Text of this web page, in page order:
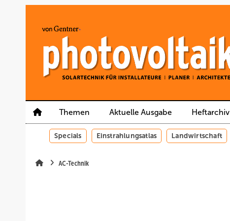
Themen Aktuelle Ausgabe Heftarchiv
Specials Einstrahlungsatlas Landwirtschaft
AC-Technik